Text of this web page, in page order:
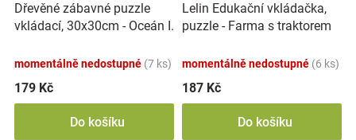
Dřevěné zábavné puzzle
vkládací, 30x30cm - Oceán I.
momentálně nedostupné (7 ks)
179 Kč
Do košíku
Lelin Edukační vkládačka,
puzzle - Farma s traktorem
momentálně nedostupné (6 ks)
187 Kč
Do košíku